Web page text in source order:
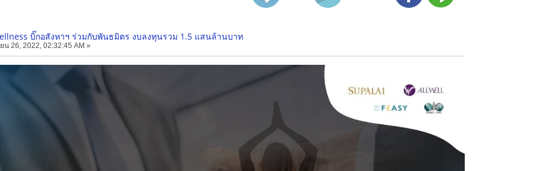
บิ๊กอสังหาฯ ร่วมกับพันธมิตร งบลงทุนรวม 1.5 แสนล้านบาท
น 26, 2022, 02:32:45 AM »